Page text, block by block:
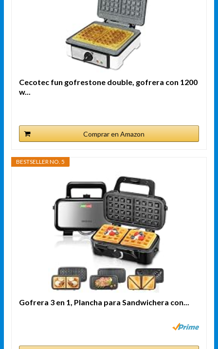
Cecotec fun gofrestone double, gofrera con 1200
w...
Comprar en Amazon
BESTSELLER NO. 5
Gofrera 3 en 1, Plancha para Sandwichera con...